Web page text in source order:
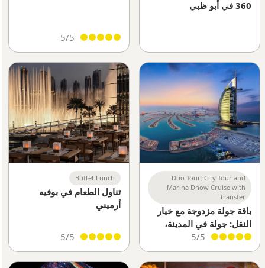
360 في أبو ظبي
5/5
Duo Tour: City Tour and
Marina Dhow Cruise with
transfer
باقة جولة مزدوجة مع خيار
النقل: جولة في المدينة،
سفاري أو رحلة داو
5/5
Buffet Lunch
تناول الطعام في بوفيه
أرميني
5/5